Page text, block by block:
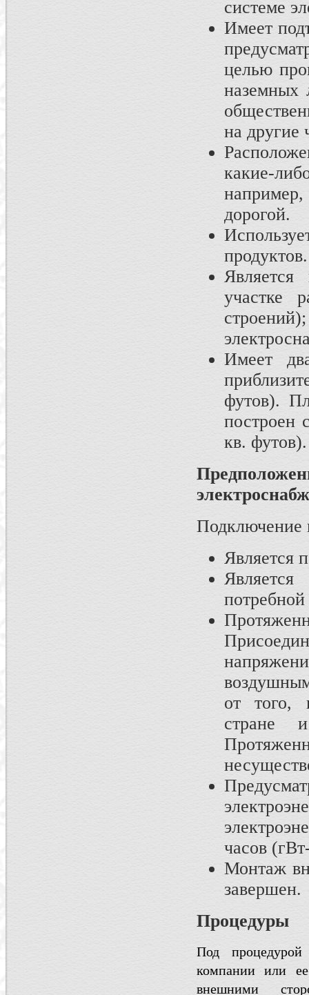
системе
Имеет
целью
наземных
на другие
какие-
дорогой.
продуктов.
участке
Имеет
футов).
построен
кв. футов).
Подключение
Является
от того,
стране
часов
Монтаж
завершен.
Процедуры
Под процедурой
компании или ее
внешними